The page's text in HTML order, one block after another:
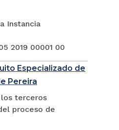
Instancia
2019 00001 00
Especializado de
Pereira
terceros
proceso de